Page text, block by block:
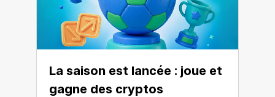
La saison est lancée : joue et
gagne des cryptos